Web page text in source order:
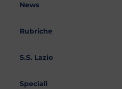
News
Rubriche
S.S. Lazio
Speciali